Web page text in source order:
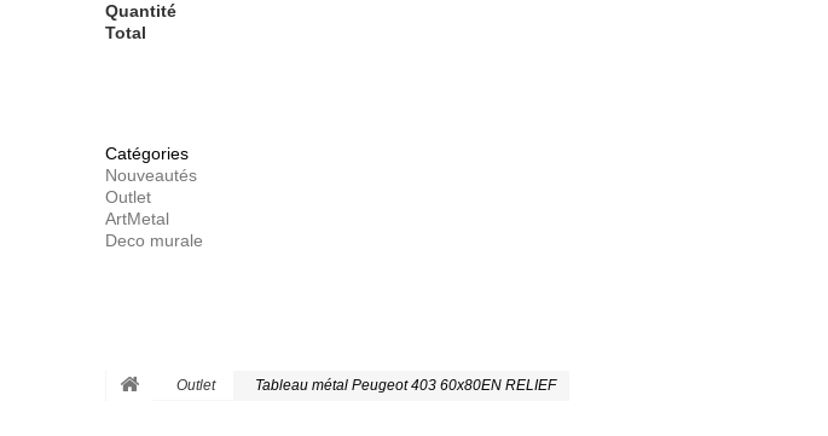
Quantité
Total
Catégories
Nouveautés
Outlet
ArtMetal
Deco murale
Outlet Tableau métal Peugeot 403 60x80EN RELIEF